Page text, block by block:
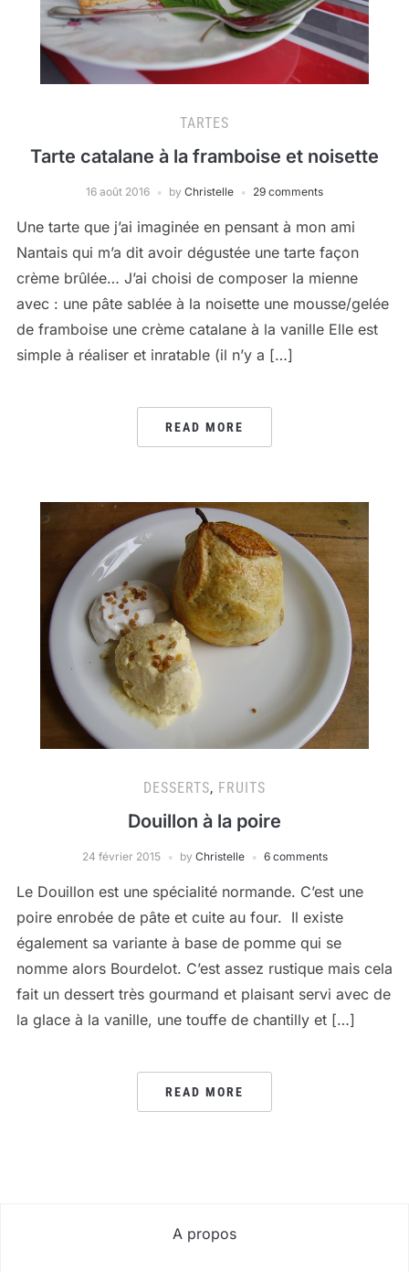
TARTES
Tarte catalane à la framboise et noisette
16 août 2016 by Christelle 29 comments
Une tarte que j’ai imaginée en pensant à mon ami
Nantais qui m’a dit avoir dégustée une tarte façon
crème brûlée… J’ai choisi de composer la mienne
avec : une pâte sablée à la noisette une mousse/gelée
de framboise une crème catalane à la vanille Elle est
simple à réaliser et inratable (il n’y a […]
READ MORE
DESSERTS, FRUITS
Douillon à la poire
24 février 2015 by Christelle 6 comments
Le Douillon est une spécialité normande. C’est une
poire enrobée de pâte et cuite au four. Il existe
également sa variante à base de pomme qui se
nomme alors Bourdelot. C’est assez rustique mais cela
fait un dessert très gourmand et plaisant servi avec de
la glace à la vanille, une touffe de chantilly et […]
READ MORE
A propos